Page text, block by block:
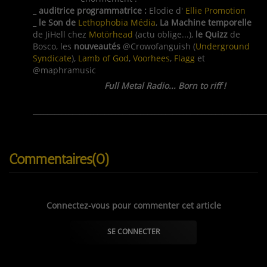
auditrice programmatrice : Elodie d' Ellie Promotion
le Son de Lethophobia Média, La Machine temporelle
de JiHell chez Motörhead (actu oblige...), le Quizz de
Bosco, les nouveautés @Crowofanguish (Underground
Syndicate), Lamb of God, Voorhees, Flagg et
@maphramusic
Full Metal Radio... Born to riff !
Commentaires(0)
Connectez-vous pour commenter cet article
SE CONNECTER